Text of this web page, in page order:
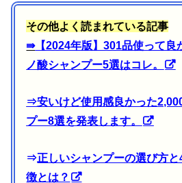
その他よく読まれている記事
⇛【2024年版】301品使って良
ノ酸シャンプー5選はコレ。
⇒安いけど使用感良かった
プー8選を発表します。
⇒正しいシャンプーの選び方
徴とは？